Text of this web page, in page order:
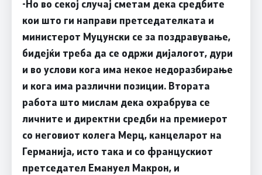
-Но во секој случај сметам дека средбите
кои што ги направи претседателката и
министерот Муцунски се за поздравување,
бидејќи треба да се одржи дијалогот, дури
и во услови кога има некое недоразбирање
и кога има различни позиции. Втората
работа што мислам дека охрабрува се
личните и директни средби на премиерот
со неговиот колега Мерц, канцеларот на
Германија, исто така и со францускиот
претседател Емануел Макрон, и